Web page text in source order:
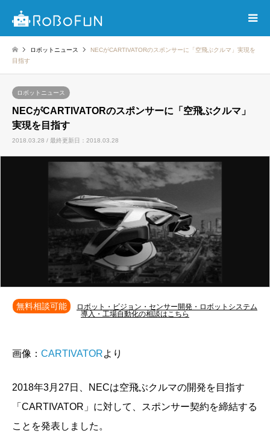
ロボットニュース
NECがCARTIVATORのスポンサーに「空飛ぶクルマ」実現を
目指す
ロボットニュース
NECがCARTIVATORのスポンサーに「空飛ぶクルマ」
実現を目指す
2018.03.28 / 最終更新日：2018.03.28
無料相談可能
ロボット・ビジョン・センサー開発・ロボットシステム
導入・工場自動化の相談はこちら
画像： CARTIVATORより
2018年3月27日、NECは空飛ぶクルマの開発を目指す
「CARTIVATOR」に対して、スポンサー契約を締結する
ことを発表しました。